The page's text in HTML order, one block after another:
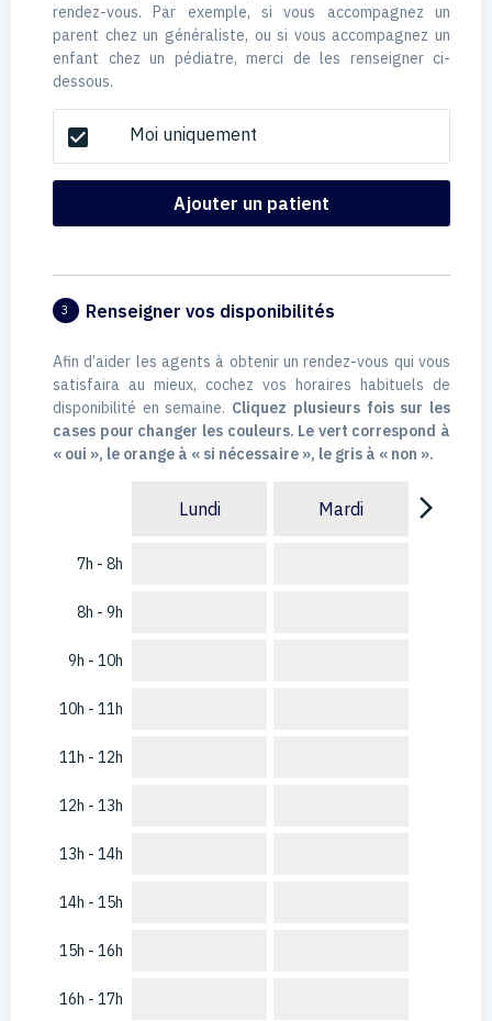
rendez-vous. Par exemple, si vous accompagnez un
parent chez un généraliste, ou si vous accompagnez un
enfant chez un pédiatre, merci de les renseigner ci-
dessous.
check_box Moi uniquement
Ajouter un patient
3 Renseigner vos disponibilités
Afin d’aider les agents à obtenir un rendez-vous qui vous
satisfaira au mieux, cochez vos horaires habituels de
disponibilité en semaine. Cliquez plusieurs fois sur les
cases pour changer les couleurs. Le vert correspond à
« oui », le orange à « si nécessaire », le gris à « non ».
7h - 8h
8h - 9h
9h - 10h
10h - 11h
11h - 12h
12h - 13h
13h - 14h
14h - 15h
15h - 16h
16h - 17h
Lundi Mardi arrow_forward_ios